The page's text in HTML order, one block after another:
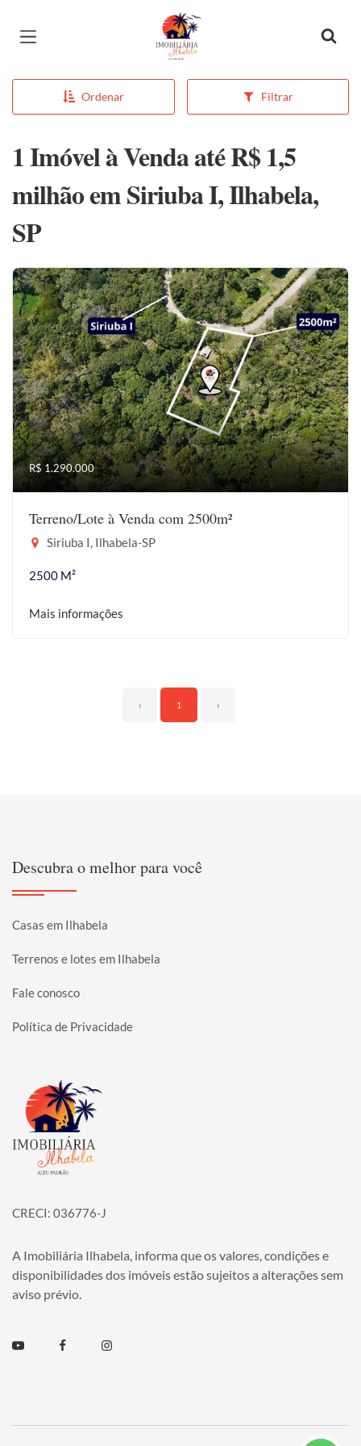
Página inicial
Ordenar Filtrar
1 Imóvel à Venda até R$ 1,5
milhão em Siriuba I, Ilhabela,
SP
R$ 1.290.000
Terreno/Lote à Venda com 2500m²
Siriuba I, Ilhabela-SP
2500 M²
Mais informações
‹ 1 ›
Descubra o melhor para você
Casas em Ilhabela
Terrenos e lotes em Ilhabela
Fale conosco
Política de Privacidade
Página inicial
CRECI: 036776-J
A Imobiliária Ilhabela, informa que os valores, condições e
disponibilidades dos imóveis estão sujeitos a alterações sem
aviso prévio.
Youtube FacebookInstagram